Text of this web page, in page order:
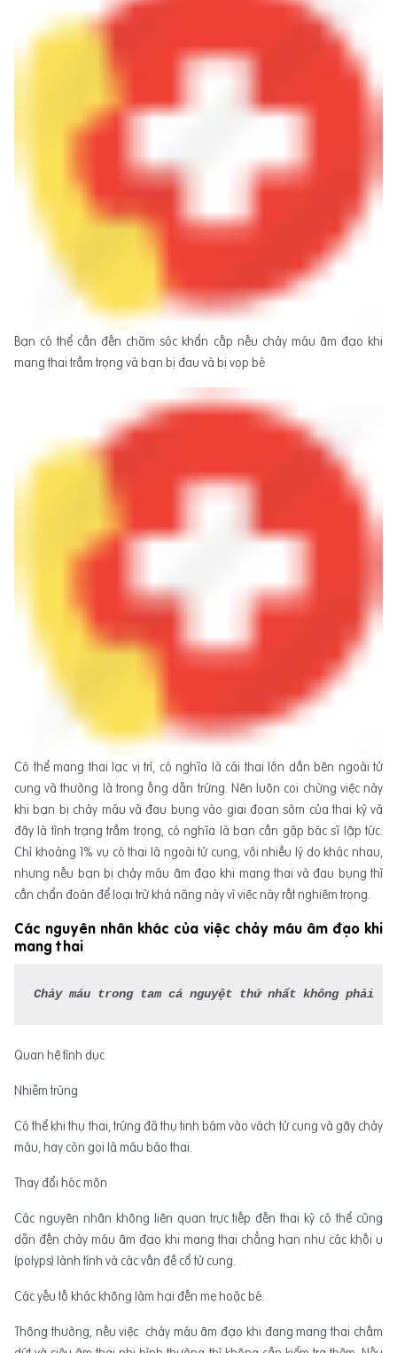
Bạn có thể cần đến chăm sóc khẩn cấp nếu chảy máu âm đạo khi
mang thai trầm trọng và bạn bị đau và bị vọp bẻ
Có thể mang thai lạc vị trí, có nghĩa là cái thai lớn dần bên ngoài tử
cung và thường là trong ống dẫn trứng. Nên luôn coi chừng việc này
khi bạn bị chảy máu và đau bụng vào giai đoạn sớm của thai kỳ và
đây là tình trạng trầm trọng, có nghĩa là bạn cần gặp bác sĩ lập tức.
Chỉ khoảng 1% vụ có thai là ngoài tử cung, với nhiều lý do khác nhau,
nhưng nếu bạn bị chảy máu âm đạo khi mang thai và đau bụng thì
cần chẩn đoán để loại trừ khả năng này vì việc này rất nghiêm trọng.
Các nguyên nhân khác của việc chảy máu âm đạo khi
mang thai
Chảy máu trong tam cá nguyệt thứ nhất không phải
Quan hệ tình dục
Nhiễm trùng
Có thể khi thụ thai, trứng đã thụ tinh bám vào vách tử cung và gây chảy
máu, hay còn gọi là máu báo thai.
Thay đổi hóc môn
Các nguyên nhân không liên quan trực tiếp đến thai kỳ có thể cũng
dẫn đến chảy máu âm đạo khi mang thai chẳng hạn như các khối u
(polyps) lành tính và các vấn đề cổ tử cung.
Các yếu tố khác không làm hại đến mẹ hoặc bé.
Thông thường, nếu việc chảy máu âm đạo khi đang mang thai chấm